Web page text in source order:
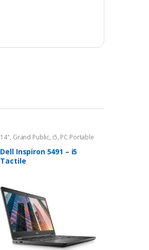
14", Grand Public, i5, PC Portable
Dell Inspiron 5491 – i5
Tactile